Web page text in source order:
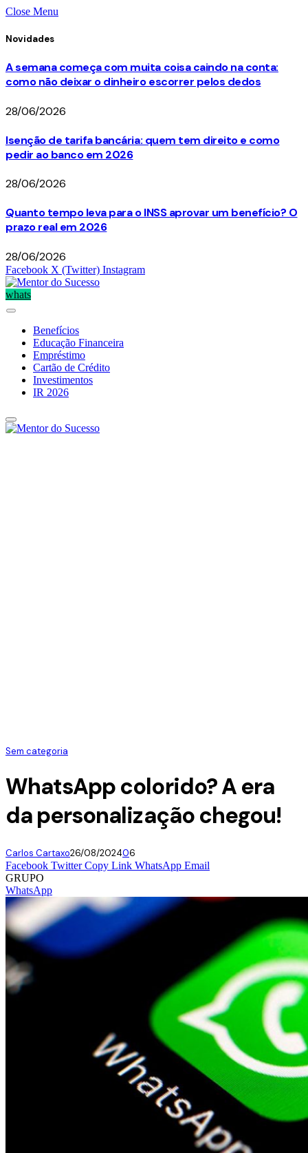
Close Menu
Novidades
A semana começa com muita coisa caindo na conta:
como não deixar o dinheiro escorrer pelos dedos
28/06/2026
Isenção de tarifa bancária: quem tem direito e como
pedir ao banco em 2026
28/06/2026
Quanto tempo leva para o INSS aprovar um benefício? O
prazo real em 2026
28/06/2026
Facebook X (Twitter) Instagram
whats
Benefícios
Educação Financeira
Empréstimo
Cartão de Crédito
Investimentos
IR 2026
Sem categoria
WhatsApp colorido? A era
da personalização chegou!
Carlos Cartaxo26/08/202406
Facebook Twitter Copy Link WhatsApp Email
GRUPO
WhatsApp